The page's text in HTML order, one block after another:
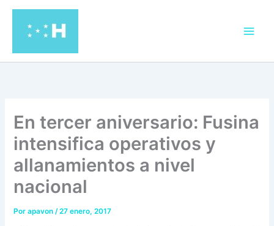
contenido
En tercer aniversario: Fusina
intensifica operativos y
allanamientos a nivel
nacional
Porapavon/27 enero, 2017